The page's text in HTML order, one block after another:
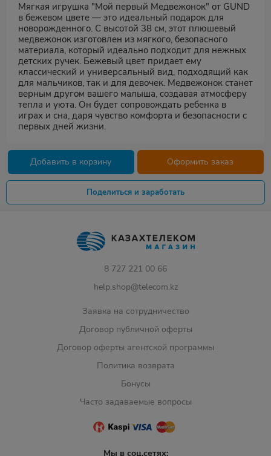
Мягкая игрушка "Мой первый Медвежонок" от GUND
в бежевом цвете — это идеальный подарок для
новорожденного. С высотой 38 см, этот плюшевый
медвежонок изготовлен из мягкого, безопасного
материала, который идеально подходит для нежных
детских ручек. Бежевый цвет придает ему
классический и универсальный вид, подходящий как
для мальчиков, так и для девочек. Медвежонок станет
верным другом вашего малыша, создавая атмосферу
тепла и уюта. Он будет сопровождать ребенка в
играх и сна, даря чувство комфорта и безопасности с
первых дней жизни.
Добавить в корзину Оформить заказ
Поделиться и заработать
8 727 221 00 66
help.shop@telecom.kz
Заявка на сотрудничество
Договор публичной оферты
Договор оферты агентской программы
Политика возврата
Бонусы
Часто задаваемые вопросы
Мы в соц.сетях: